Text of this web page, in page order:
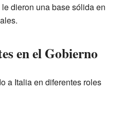
dieron una base sólida en
en el Gobierno
a Italia en diferentes roles